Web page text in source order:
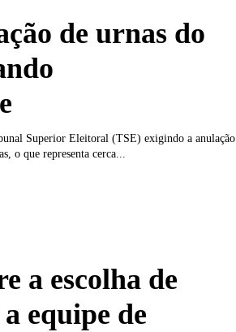
de urnas do
Superior Eleitoral (TSE) exigindo a anulação
o que representa cerca...
a escolha de
equipe de